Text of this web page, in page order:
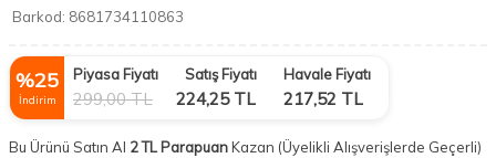
Barkod: 8681734110863
%25
İndirim
Piyasa Fiyatı
299,00TL
Satış Fiyatı
224,25TL
Havale Fiyatı
217,52 TL
Bu Ürünü Satın Al 2 TL ParapuanKazan (Üyelikli Alışverişlerde Geçerli)